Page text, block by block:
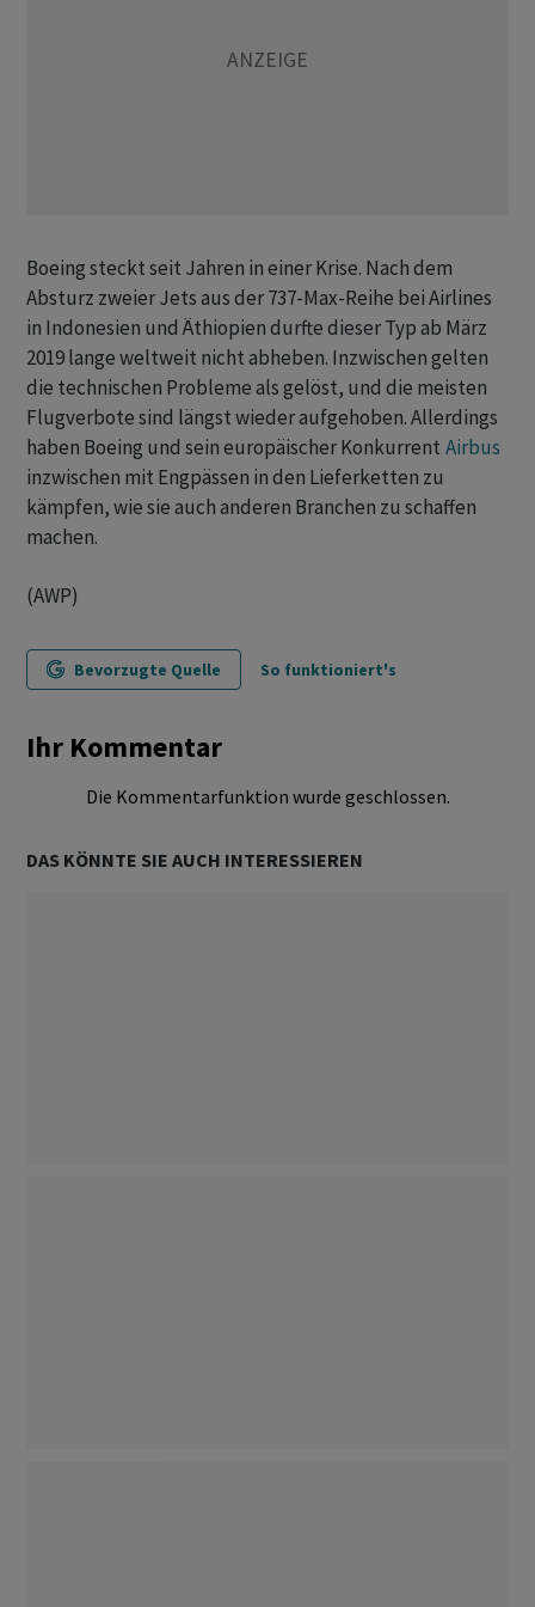
Boeing steckt seit Jahren in einer Krise. Nach dem
Absturz zweier Jets aus der 737-Max-Reihe bei Airlines
in Indonesien und Äthiopien durfte dieser Typ ab März
2019 lange weltweit nicht abheben. Inzwischen gelten
die technischen Probleme als gelöst, und die meisten
Flugverbote sind längst wieder aufgehoben. Allerdings
haben Boeing und sein europäischer Konkurrent Airbus
inzwischen mit Engpässen in den Lieferketten zu
kämpfen, wie sie auch anderen Branchen zu schaffen
machen.
(AWP)
Bevorzugte Quelle So funktioniert's
Ihr Kommentar
Die Kommentarfunktion wurde geschlossen.
DAS KÖNNTE SIE AUCH INTERESSIEREN